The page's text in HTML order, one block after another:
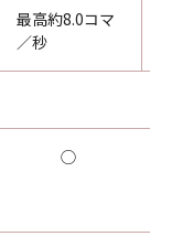
最高約8.0コマ
／秒
◯